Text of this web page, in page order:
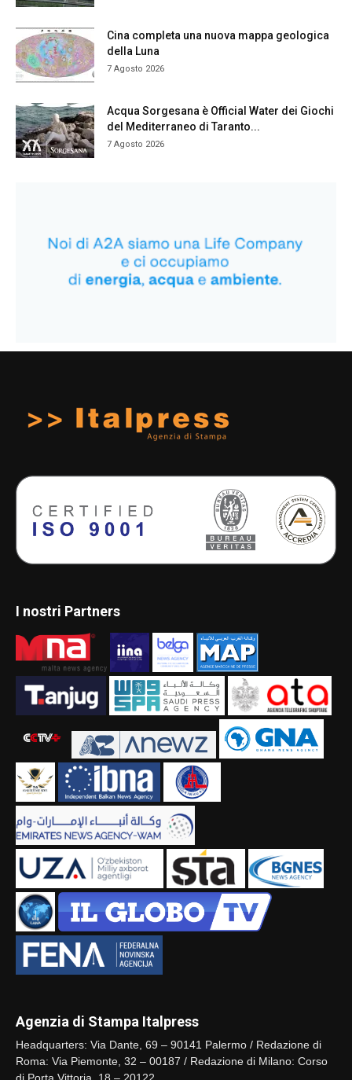
Cina completa una nuova mappa geologica
della Luna
7 Agosto 2026
Acqua Sorgesana è Official Water dei Giochi
del Mediterraneo di Taranto...
7 Agosto 2026
I nostri Partners
Agenzia di Stampa Italpress
Headquarters: Via Dante, 69 – 90141 Palermo / Redazione di
Roma: Via Piemonte, 32 – 00187 / Redazione di Milano: Corso